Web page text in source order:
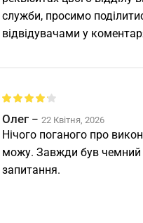
служби, просимо
відвідувачами у
Олег – 22 Квітня, 2026
Нічого поганого про
можу. Завжди був чемний
запитання.